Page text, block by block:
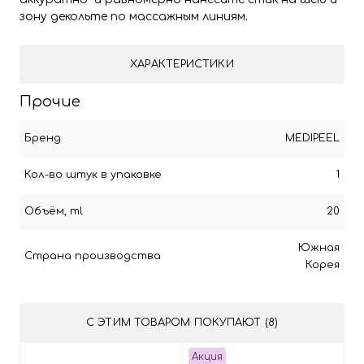
зону декольте по массажным линиям.
ХАРАКТЕРИСТИКИ
Прочие
Бренд MEDIPEEL
Кол-во штук в упаковке 1
Объём, ml 20
Страна производства
Южная
Корея
С ЭТИМ ТОВАРОМ ПОКУПАЮТ (8)
Акция